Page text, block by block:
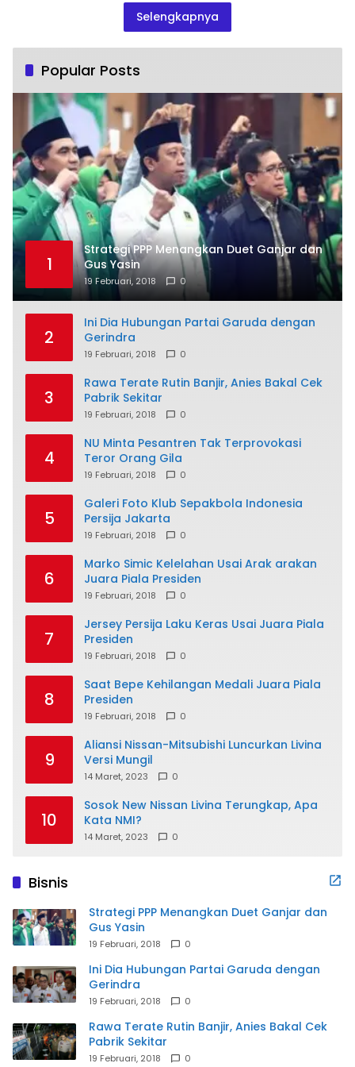
Selengkapnya
Popular Posts
1
Strategi PPP Menangkan Duet Ganjar dan
Gus Yasin
19 Februari, 2018 0
2
Ini Dia Hubungan Partai Garuda dengan
Gerindra
19 Februari, 2018 0
3
Rawa Terate Rutin Banjir, Anies Bakal Cek
Pabrik Sekitar
19 Februari, 2018 0
4
NU Minta Pesantren Tak Terprovokasi
Teror Orang Gila
19 Februari, 2018 0
5
Galeri Foto Klub Sepakbola Indonesia
Persija Jakarta
19 Februari, 2018 0
6
Marko Simic Kelelahan Usai Arak arakan
Juara Piala Presiden
19 Februari, 2018 0
7
Jersey Persija Laku Keras Usai Juara Piala
Presiden
19 Februari, 2018 0
8
Saat Bepe Kehilangan Medali Juara Piala
Presiden
19 Februari, 2018 0
9
Aliansi Nissan-Mitsubishi Luncurkan Livina
Versi Mungil
14 Maret, 2023 0
10
Sosok New Nissan Livina Terungkap, Apa
Kata NMI?
14 Maret, 2023 0
Bisnis
Strategi PPP Menangkan Duet Ganjar dan
Gus Yasin
19 Februari, 2018 0
Ini Dia Hubungan Partai Garuda dengan
Gerindra
19 Februari, 2018 0
Rawa Terate Rutin Banjir, Anies Bakal Cek
Pabrik Sekitar
19 Februari, 2018 0